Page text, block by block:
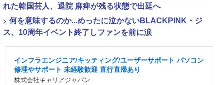
れた韓国芸人、退院 麻痺が残る状態で出廷へ
> 何を意味するのか...めったに泣かないBLACKPINK・ジ
ス、10周年イベント終了しファンを前に涙
インフラエンジニア/キッティング/ユーザーサポート パソコン
修理やサポート 未経験歓迎 直行直帰あり
株式会社キャリアジャパン